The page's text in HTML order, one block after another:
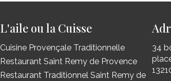
L'aile ou la Cuisse
Cuisine Provençale Traditionnelle
Restaurant Saint Remy de Provence
Restaurant Traditionnel Saint Remy de
34